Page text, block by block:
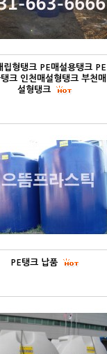
립형탱크 PE매설용탱크 PE
크 인천매설형탱크 부천매
설형탱크
PE탱크 납품